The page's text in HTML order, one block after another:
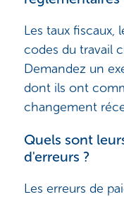
Les taux fiscaux,
codes du travail
Demandez un
dont ils ont
changement
Quels sont
d'erreurs ?
Les erreurs de